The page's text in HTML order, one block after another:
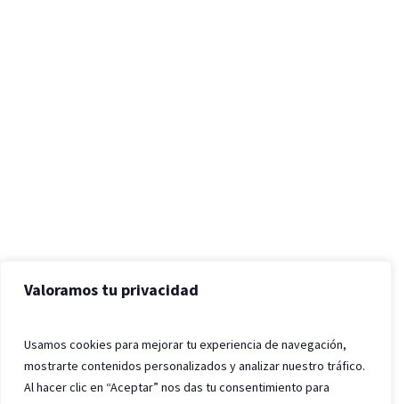
Valoramos tu privacidad
Usamos cookies para mejorar tu experiencia de navegación,
mostrarte contenidos personalizados y analizar nuestro tráfico.
Al hacer clic en “Aceptar” nos das tu consentimiento para